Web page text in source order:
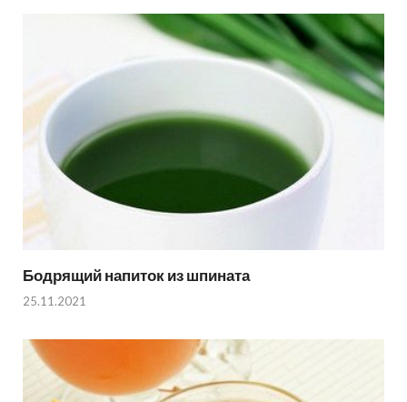
Бодрящий напиток из шпината
25.11.2021